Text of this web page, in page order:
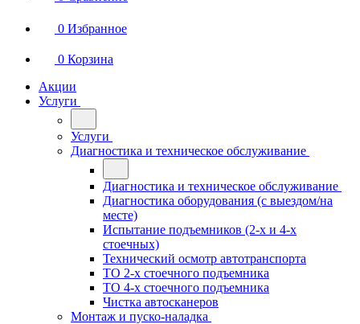
0 Избранное
0 Корзина
Акции
Услуги
Услуги
Диагностика и техническое обслуживание
Диагностика и техническое обслуживание
Диагностика оборудования (с выездом/на
месте)
Испытание подъемников (2-х и 4-х
стоечных)
Технический осмотр автотранспорта
ТО 2-х стоечного подъемника
ТО 4-х стоечного подъемника
Чистка автосканеров
Монтаж и пуско-наладка